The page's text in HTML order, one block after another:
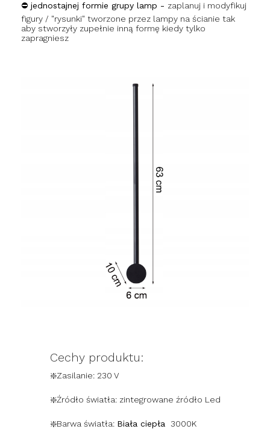
⛔ jednostajnej formie grupy lamp - zaplanuj i modyfikuj
figury / "rysunki" tworzone przez lampy na ścianie tak
aby stworzyły zupełnie inną formę kiedy tylko
zapragniesz
Cechy produktu:
❇️Zasilanie: 230 V
❇️Źródło światła: zintegrowane źródło Led
❇️Barwa światła: Biała ciepła 3000K